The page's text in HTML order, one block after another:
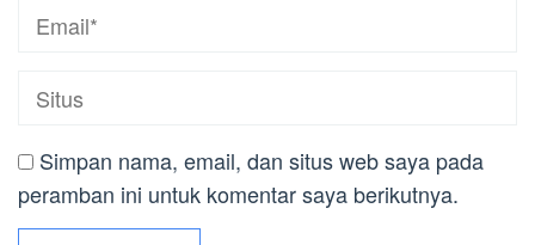
Simpan nama, email, dan situs web saya pada
peramban ini untuk komentar saya berikutnya.